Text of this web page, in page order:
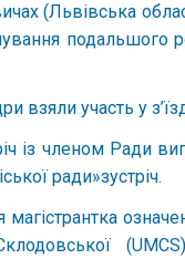
(Львівська
взяли участь у
із членом Ради
ради»зустріч.
магістрантка